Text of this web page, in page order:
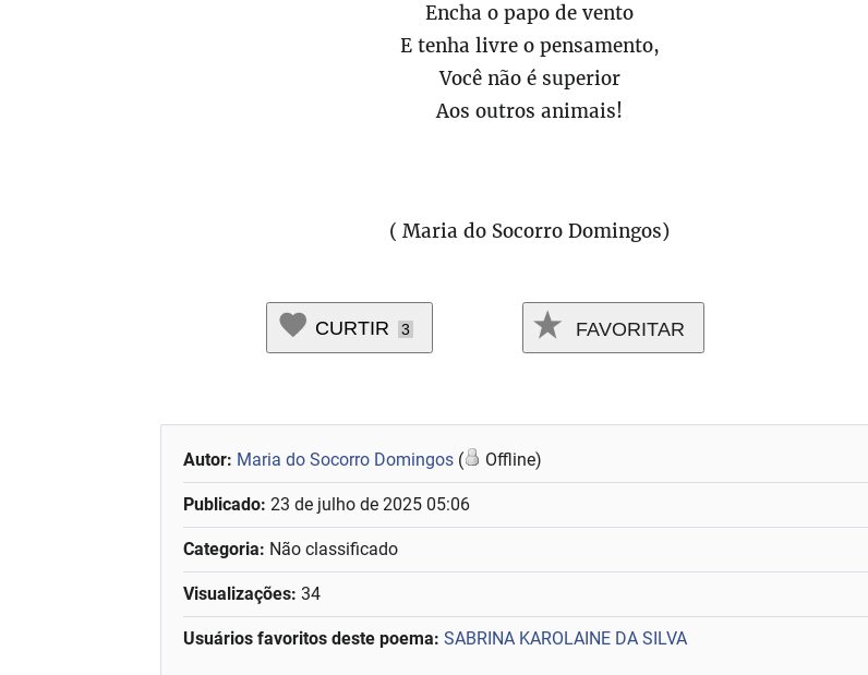
Encha o papo de vento
E tenha livre o pensamento,
Você não é superior
Aos outros animais!
( Maria do Socorro Domingos)
CURTIR 3 FAVORITAR
Autor: Maria do Socorro Domingos ( Offline)
Publicado:23 de julho de 2025 05:06
Categoria: Não classificado
Visualizações: 34
Usuários favoritos deste poema: SABRINA KAROLAINE DA SILVA